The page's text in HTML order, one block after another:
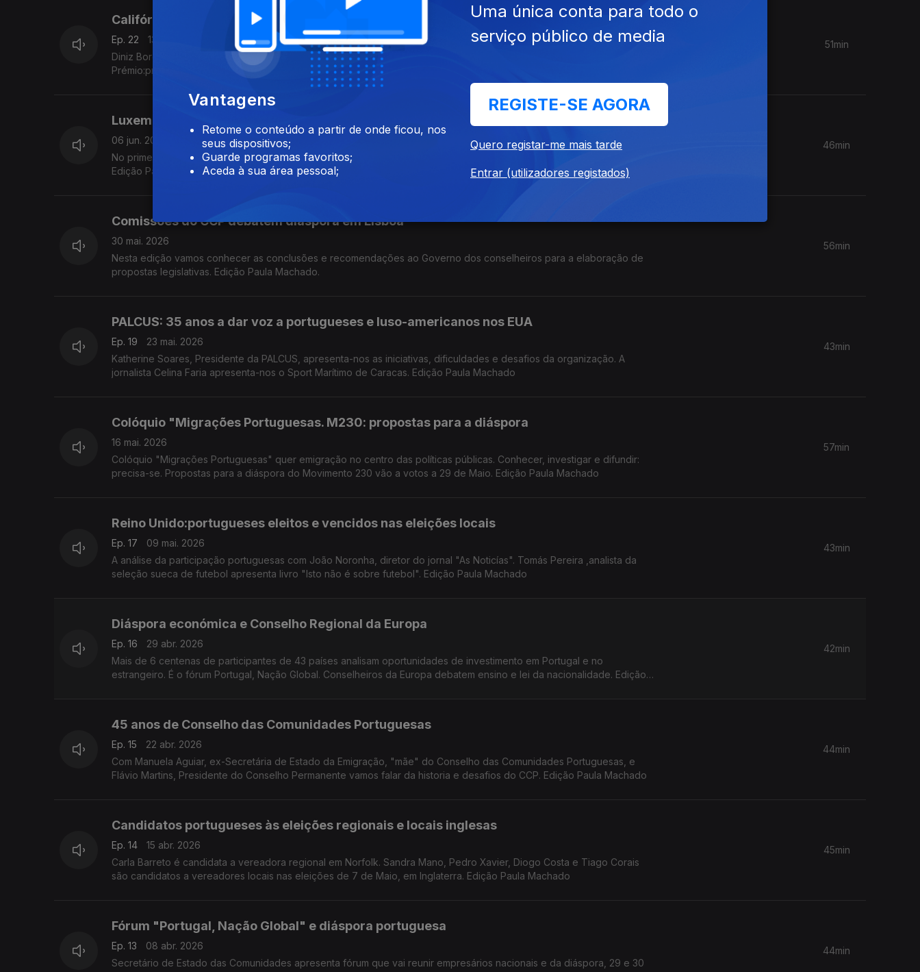
Califórnia aprova "Junho, Mês da Herança Portuguesa"
Ep. 22
13 jun. 2026
Diniz Borges do Instituto Além Fonteiras explica a resolução.Santo António de Lisboa por Frei Elvino António.
Prémio:promoção Internacional da cultura portuguesa. Edição Paula Machado
51min
Luxemburgo: celebrações do Dia de Portugal.
06 jun. 2026
No primeiro 10 de Junho, do Presidente da Republica ouvimos portugueses no país que é palco das celebrações.
Edição Paula Machado.
46min
Comissões do CCP debatem diáspora em Lisboa
30 mai. 2026
Nesta edição vamos conhecer as conclusões e recomendações ao Governo dos conselheiros para a elaboração de
propostas legislativas. Edição Paula Machado.
56min
PALCUS: 35 anos a dar voz a portugueses e luso-americanos nos EUA
Ep. 19
23 mai. 2026
Katherine Soares, Presidente da PALCUS, apresenta-nos as iniciativas, dificuldades e desafios da organização. A
jornalista Celina Faria apresenta-nos o Sport Marítimo de Caracas. Edição Paula Machado
43min
Colóquio "Migrações Portuguesas. M230: propostas para a diáspora
16 mai. 2026
Colóquio "Migrações Portuguesas" quer emigração no centro das políticas públicas. Conhecer, investigar e difundir:
precisa-se. Propostas para a diáspora do Movimento 230 vão a votos a 29 de Maio. Edição Paula Machado
57min
Reino Unido:portugueses eleitos e vencidos nas eleições locais
Ep. 17
09 mai. 2026
A análise da participação portuguesas com João Noronha, diretor do jornal "As Noticías". Tomás Pereira ,analista da
seleção sueca de futebol apresenta livro "Isto não é sobre futebol". Edição Paula Machado
43min
Diáspora económica e Conselho Regional da Europa
Ep. 16
29 abr. 2026
Mais de 6 centenas de participantes de 43 países analisam oportunidades de investimento em Portugal e no
estrangeiro. É o fórum Portugal, Nação Global. Conselheiros da Europa debatem ensino e lei da nacionalidade. Edição
42min
45 anos de Conselho das Comunidades Portuguesas
Ep. 15
22 abr. 2026
Com Manuela Aguiar, ex-Secretária de Estado da Emigração, "mãe" do Conselho das Comunidades Portuguesas, e
Flávio Martins, Presidente do Conselho Permanente vamos falar da historia e desafios do CCP. Edição Paula Machado
44min
Candidatos portugueses às eleições regionais e locais inglesas
Ep. 14
15 abr. 2026
Carla Barreto é candidata a vereadora regional em Norfolk. Sandra Mano, Pedro Xavier, Diogo Costa e Tiago Corais
são candidatos a vereadores locais nas eleições de 7 de Maio, em Inglaterra. Edição Paula Machado
45min
Fórum "Portugal, Nação Global" e diáspora portuguesa
Ep. 13
08 abr. 2026
Secretário de Estado das Comunidades apresenta fórum que vai reunir empresários nacionais e da diáspora, 29 e 30
44min
Vantagens
Retome o conteúdo a partir de onde ficou, nos
seus dispositivos;
Guarde programas favoritos;
Aceda à sua área pessoal;
Uma única conta para todo o
serviço público de media
REGISTE-SE AGORA
Quero registar-me mais tarde
Entrar (utilizadores registados)